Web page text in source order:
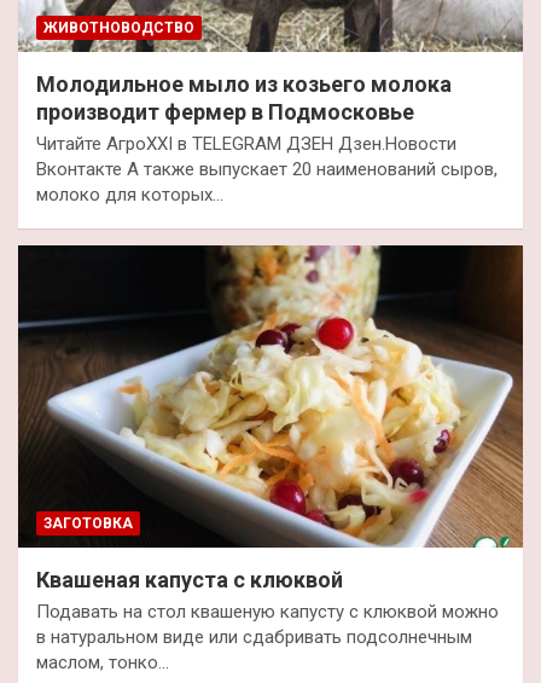
ЖИВОТНОВОДСТВО
Молодильное мыло из козьего молока
производит фермер в Подмосковье
Читайте АгроXXI в TELEGRAM ДЗЕН Дзен.Новости
Вконтакте А также выпускает 20 наименований сыров,
молоко для которых…
ЗАГОТОВКА
Квашеная капуста с клюквой
Подавать на стол квашеную капусту с клюквой можно
в натуральном виде или сдабривать подсолнечным
маслом, тонко…